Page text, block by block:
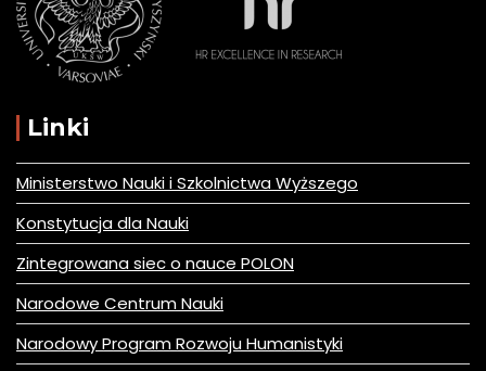
Linki
Ministerstwo Nauki i Szkolnictwa Wyższego
Konstytucja dla Nauki
Zintegrowana siec o nauce POLON
Narodowe Centrum Nauki
Narodowy Program Rozwoju Humanistyki